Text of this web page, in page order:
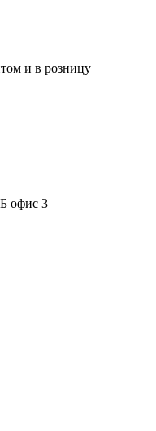
и в розницу
офис 3